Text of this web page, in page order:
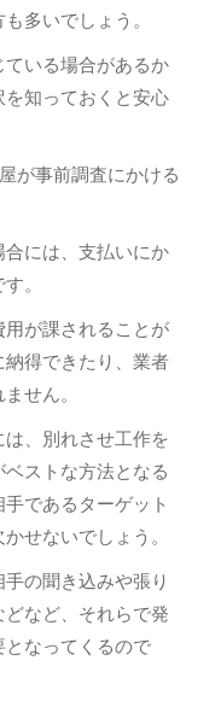
多いでしょう。
いる場合があるか
知っておくと安心
が事前調査にかける
には、支払いにか
。
が課されることが
得できたり、業者
せん。
、別れさせ工作を
ストな方法となる
であるターゲット
せないでしょう。
の聞き込みや張り
など、それらで発
なってくるので